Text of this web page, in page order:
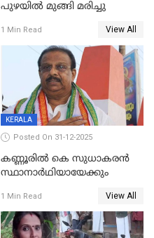
പുഴയിൽ മുങ്ങി മരിച്ചു
1 Min Read View All
KERALA
Posted On 31-12-2025
കണ്ണൂരിൽ കെ സുധാകരൻ
സ്ഥാനാർഥിയായേക്കും
1 Min Read View All